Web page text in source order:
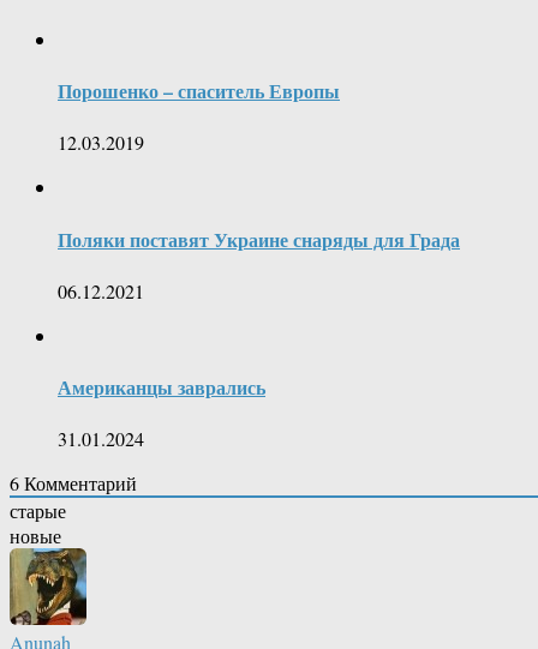
Порошенко – спаситель Европы
12.03.2019
Поляки поставят Украине снаряды для Града
06.12.2021
Американцы заврались
31.01.2024
6Комментарий
старые
новые
Anunah